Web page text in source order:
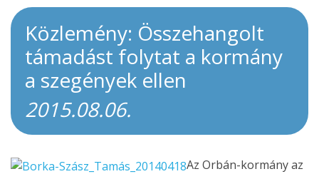
Közlemény: Összehangolt
támadást folytat a kormány
a szegények ellen
2015.08.06.
Az Orbán-kormány az